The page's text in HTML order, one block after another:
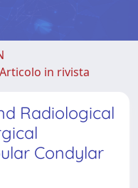
in rivista
Radiological
Condylar